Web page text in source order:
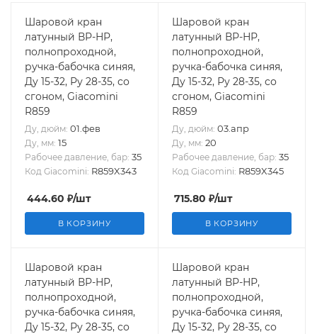
Шаровой кран
латунный ВР-НР,
полнопроходной,
ручка-бабочка синяя,
Ду 15-32, Ру 28-35, со
сгоном, Giacomini
R859
Ду, дюйм: 01.фев
Ду, мм: 15
Рабочее давление, бар: 35
Код Giacomini: R859X343
444.60 ₽/шт
В КОРЗИНУ
Шаровой кран
латунный ВР-НР,
полнопроходной,
ручка-бабочка синяя,
Ду 15-32, Ру 28-35, со
сгоном, Giacomini
R859
Ду, дюйм: 03.апр
Ду, мм: 20
Рабочее давление, бар: 35
Код Giacomini: R859X345
715.80 ₽/шт
В КОРЗИНУ
Шаровой кран
латунный ВР-НР,
полнопроходной,
ручка-бабочка синяя,
Ду 15-32, Ру 28-35, со
Шаровой кран
латунный ВР-НР,
полнопроходной,
ручка-бабочка синяя,
Ду 15-32, Ру 28-35, со